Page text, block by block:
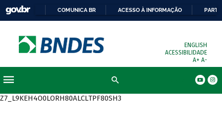
COMUNICA BR ACESSO À INFORMAÇÃO
ENGLISH
ACESSIBILIDADE
A+ A-
Z7_L9KEH4O0LORH80ALCLTPF80SH3